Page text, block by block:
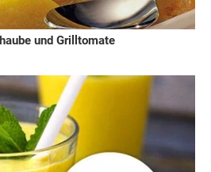
und Grilltomate